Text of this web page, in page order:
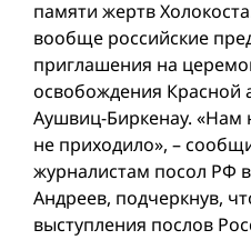
памяти жертв
вообще российские
приглашения на
освобождения Красной
Аушвиц-Биркенау. «Нам
не приходило», –
журналистам посол РФ
Андреев, подчеркнув,
выступления послов